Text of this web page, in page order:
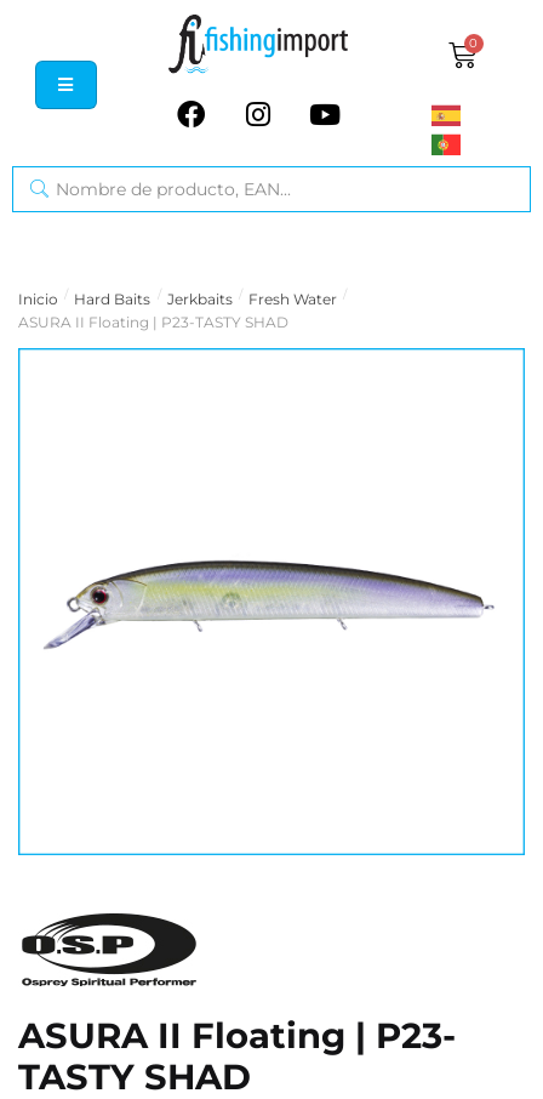
0
Inicio / Hard Baits / Jerkbaits / Fresh Water /
ASURA II Floating | P23-TASTY SHAD
ASURA II Floating | P23-
TASTY SHAD